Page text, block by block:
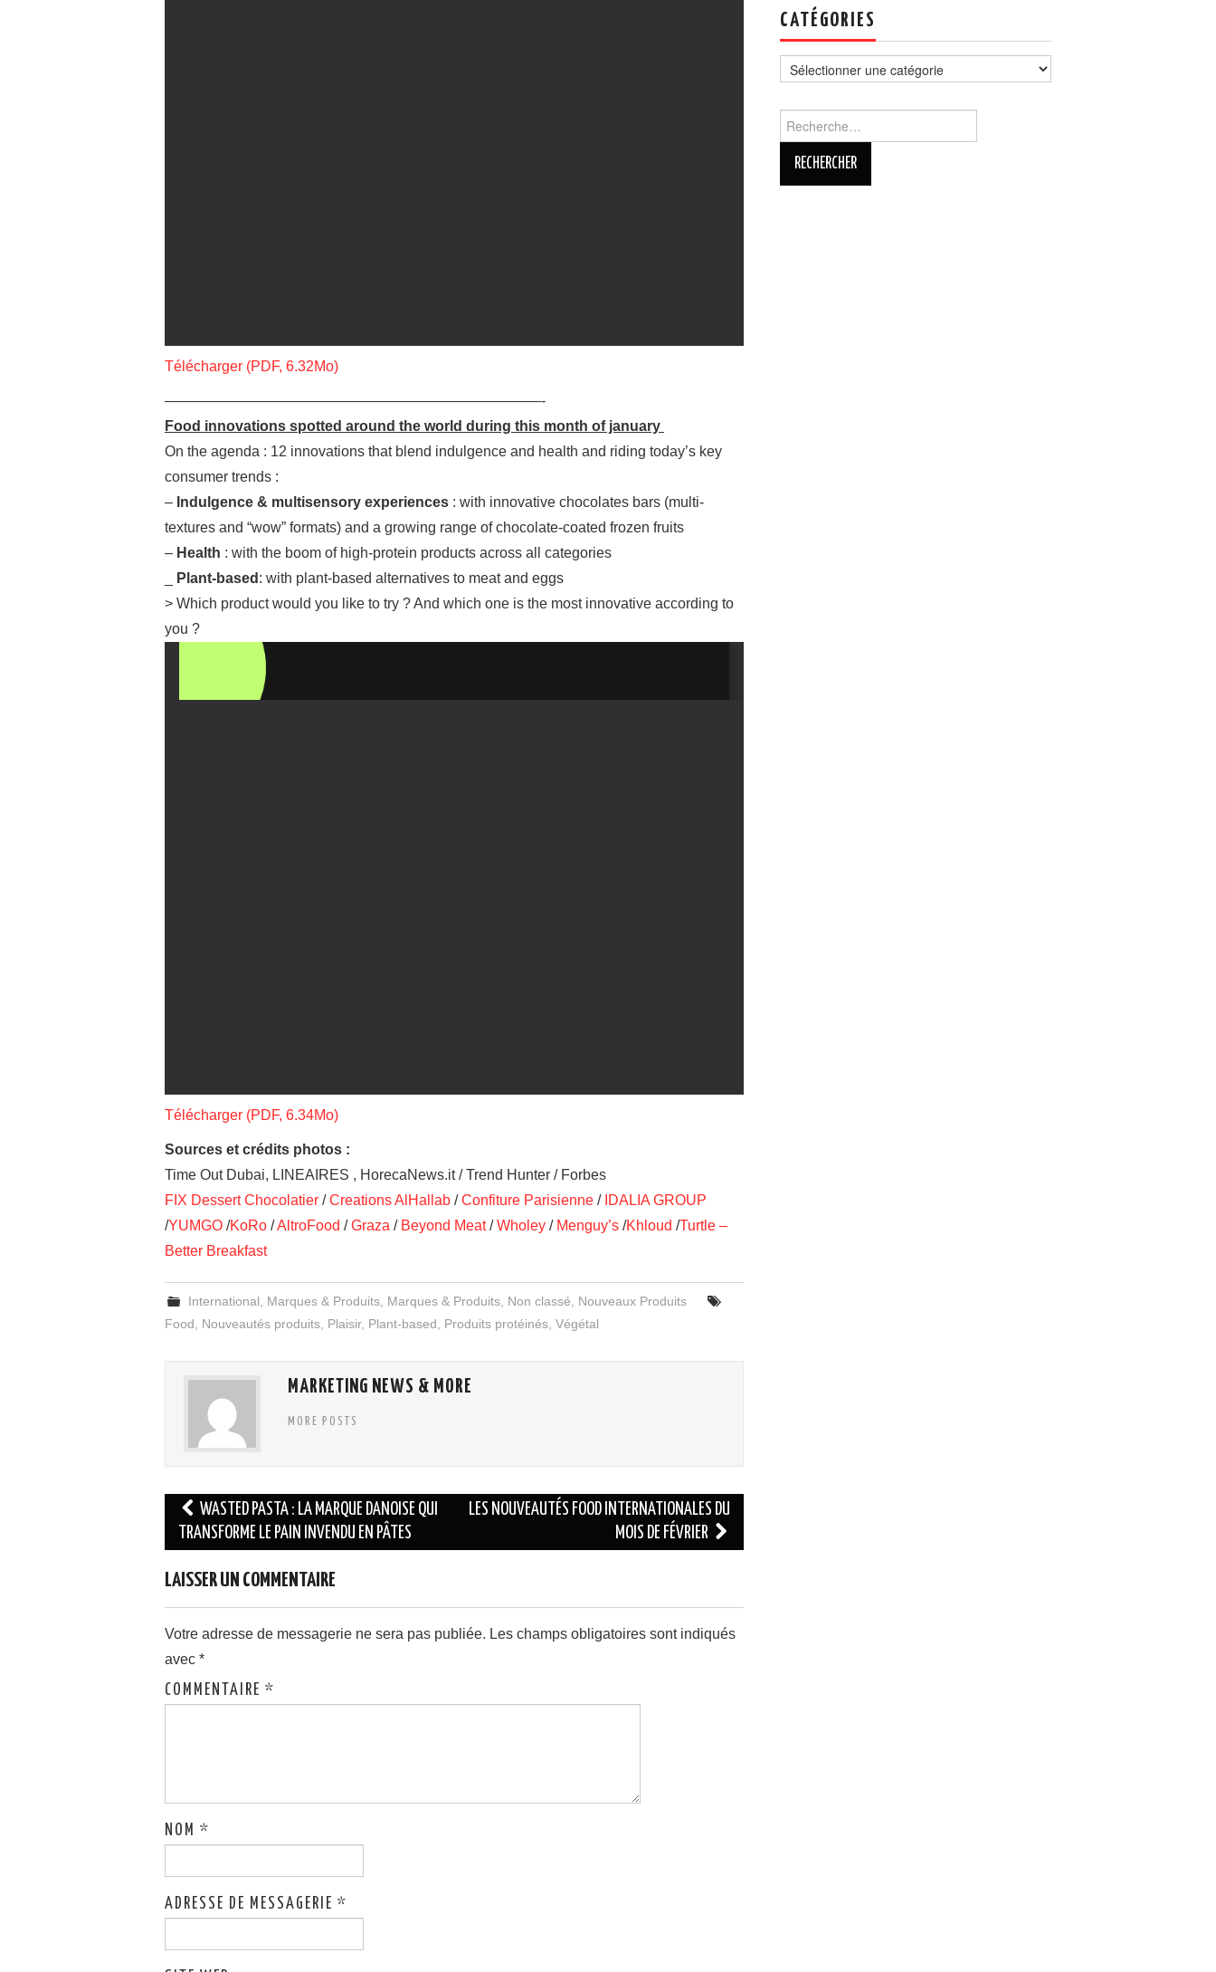
Télécharger (PDF, 6.32Mo)
——————————————————————————-
Food innovations spotted around the world during this month of january
On the agenda : 12 innovations that blend indulgence and health and riding today’s key
consumer trends :
– Indulgence & multisensory experiences : with innovative chocolates bars (multi-
textures and “wow” formats) and a growing range of chocolate-coated frozen fruits
– Health : with the boom of high-protein products across all categories
Plant-based : with plant-based alternatives to meat and eggs
> Which product would you like to try ? And which one is the most innovative according to
you ?
Télécharger (PDF, 6.34Mo)
Sources et crédits photos :
Time Out Dubai, LINEAIRES , HorecaNews.it / Trend Hunter / Forbes
FIX Dessert Chocolatier /Creations AlHallab /Confiture Parisienne / IDALIA GROUP
/YUMGO /KoRo /AltroFood /Graza / Beyond Meat/Wholey / Menguy’s /Khloud /Turtle –
Better Breakfast
International Marques & Produits Marques & Produits Non classé
Nouveaux Produits
Food
Nouveautés produits Plaisir, Plant-based Produits protéinés Végétal
MARKETING NEWS & MORE
MORE POSTS
Navigation
des
WASTED PASTA : LA MARQUE DANOISE QUI
TRANSFORME LE PAIN INVENDU EN PÂTES
LES NOUVEAUTÉS FOOD INTERNATIONALES DU
MOIS DE FÉVRIER
LAISSER UN COMMENTAIRE
Votre adresse de messagerie ne sera pas publiée. Les champs obligatoires sont indiqués
avec *
COMMENTAIRE *
NOM *
ADRESSE DE MESSAGERIE *
CATÉGORIES